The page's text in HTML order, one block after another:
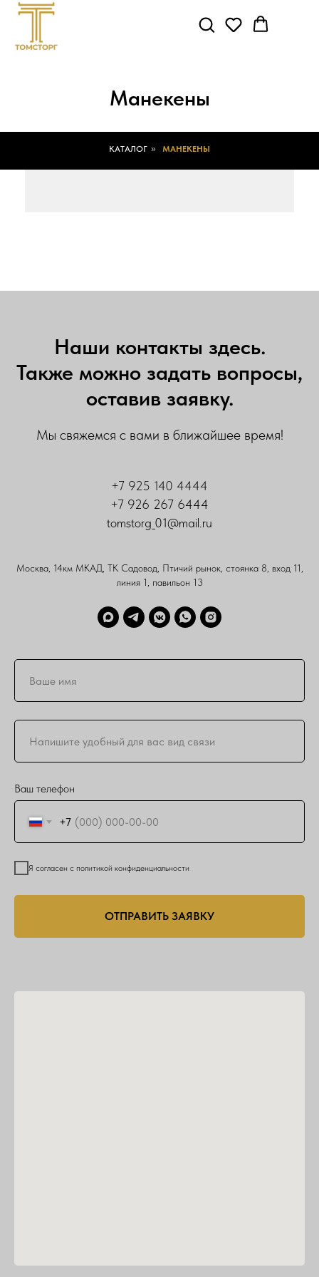
Манекены
КАТАЛОГ » МАНЕКЕНЫ
Наши контакты здесь.
Также можно задать вопросы,
оставив заявку.
Мы свяжемся с вами в ближайшее время!
+7 925 140 4444
+7 926 267 6444
tomstorg_01@mail.ru
Москва, 14км МКАД, ТК Садовод, Птичий рынок, стоянка 8, вход 11,
линия 1, павильон 13
Ваш телефон
+7
Я согласен с политикой конфиденциальности
ОТПРАВИТЬ ЗАЯВКУ